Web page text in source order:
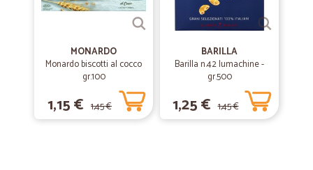
MONARDO
Monardo biscotti al cocco
gr.100
1,15 € 1,45 €
BARILLA
Barilla n.42 lumachine -
gr.500
1,25 € 1,45 €